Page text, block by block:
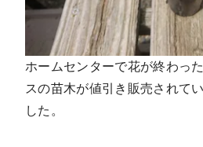
ホームセンターで花が終わっ
スの苗木が値引き販売されて
した。